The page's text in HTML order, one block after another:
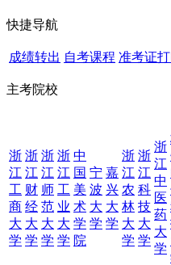
快捷导航
成绩转出 自考课程 准考证
主考院校
浙
江
工
商
大
学
浙
江
财
经
大
学
浙
江
师
范
大
学
浙
江
工
业
大
学
中
国
美
术
学
院
宁
波
大
学
嘉
兴
大
学
浙
江
农
林
大
学
浙
江
科
技
大
学
浙
江
中
医
药
大
学